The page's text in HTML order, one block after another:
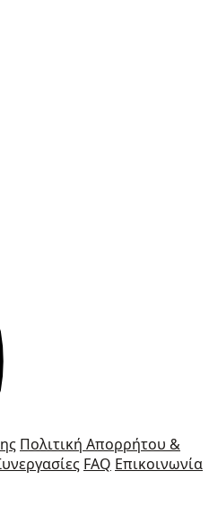
Πολιτική Απορρήτου &
FAQ Επικοινωνία